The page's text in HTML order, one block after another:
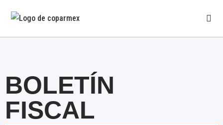
BOLETÍN
FISCAL